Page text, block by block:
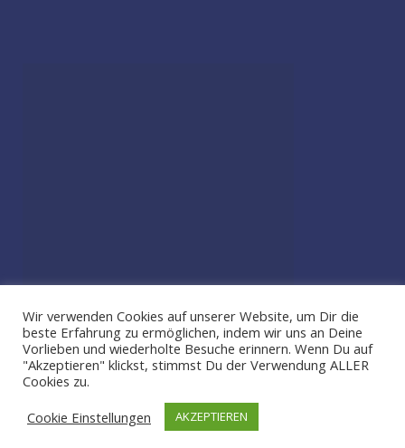
2026 by Toxic Family | Powered by SmartMag
Wir verwenden Cookies auf unserer Website, um Dir die
beste Erfahrung zu ermöglichen, indem wir uns an Deine
Vorlieben und wiederholte Besuche erinnern. Wenn Du auf
"Akzeptieren" klickst, stimmst Du der Verwendung ALLER
Cookies zu.
Cookie Einstellungen
AKZEPTIEREN